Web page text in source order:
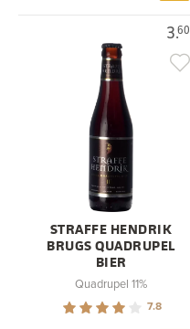
3.60
STRAFFE HENDRIK
BRUGS QUADRUPEL
BIER
Quadrupel 11%
7.8